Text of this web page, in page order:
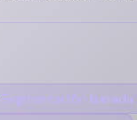
Segmentación basada